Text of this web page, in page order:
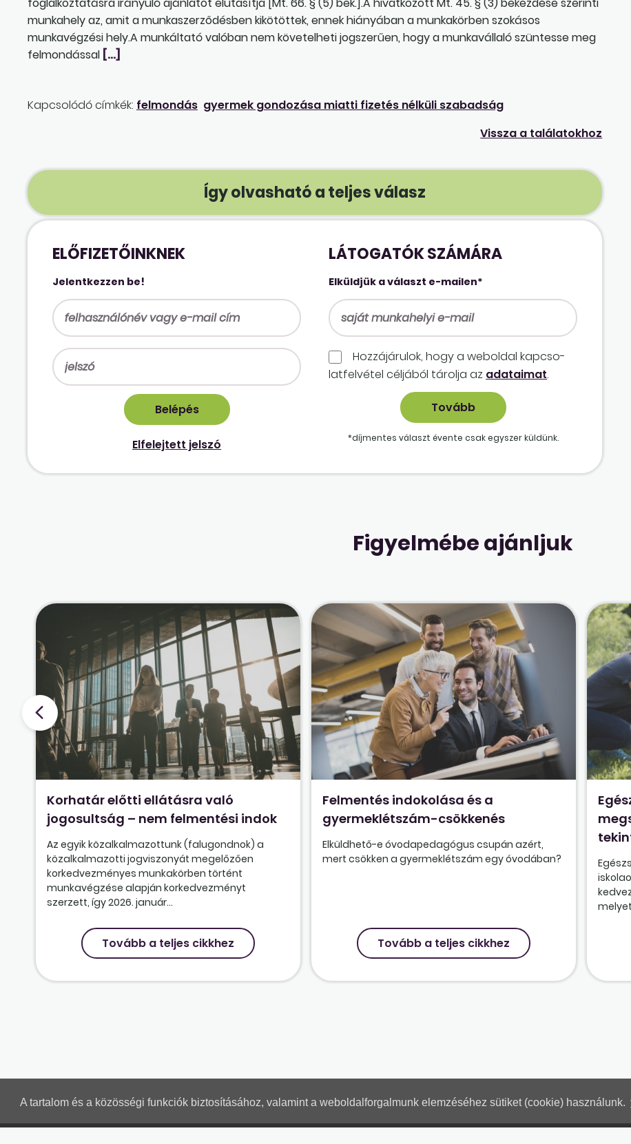
A tartalom és a közösségi funkciók biztosításához, valamint a weboldalforgalmunk elemzéséhez sütiket (cookie) használunk.
munkahely az, amit a munkaszerződésben kikötöttek, ennek hiányában a munkakörben szokásos
munkavégzési hely.A munkáltató valóban nem követelheti jogszerűen, hogy a munkavállaló szüntesse meg
felmondással […]
Kapcsolódó címkék: felmondás gyermek gondozása miatti fizetés nélküli szabadság
Vissza a találatokhoz
Így olvasható a teljes válasz
ELŐFIZETŐINKNEK
Jelentkezzen be!
Elfelejtett jelszó
LÁTOGATÓK SZÁMÁRA
Elküldjük a választ e-mailen*
Hozzájárulok, hogy a weboldal kapcso­
lat­felvétel céljából tárolja az adataimat.
*díjmentes választ évente csak egyszer küldünk.
Figyelmébe ajánljuk
Korhatár előtti ellátásra való
jogosultság – nem felmentési indok
Az egyik közalkalmazottunk (falugondnok) a
közalkalmazotti jogviszonyát megelőzően
korkedvezményes munkakörben történt
munkavégzése alapján korkedvezményt
szerzett, így 2026. január...
Tovább a teljes cikkhez
Felmentés indokolása és a
gyermeklétszám-csökkenés
Elküldhető-e óvodapedagógus csupán azért,
mert csökken a gyermeklétszám egy óvodában?
Tovább a teljes cikkhez